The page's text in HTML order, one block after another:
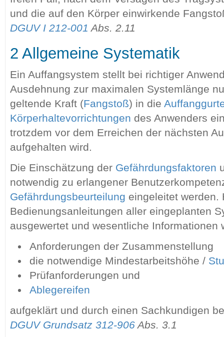
und die auf den Körper einwirkende
DGUV I 212-001 Abs. 2.11
2 Allgemeine Systematik
Ein Auffangsystem stellt bei richtiger
Ausdehnung zur maximalen Systemlänge
geltende Kraft (Fangstoß) in die
Körperhaltevorrichtungen des Anwenders
trotzdem vor dem Erreichen der nächsten
aufgehalten wird.
Die Einschätzung der Gefährdungsfaktoren
notwendig zu erlangener
Gefährdungsbeurteilung eingeleitet werden.
Bedienungsanleitungen aller eingeplanten
ausgewertet und wesentliche Informationen
Anforderungen der Zusammenstellung
die notwendige Mindestarbeitshöhe /
Prüfanforderungen und
Ablegereifen
aufgeklärt und durch einen Sachkundigen
DGUV Grundsatz 312-906 Abs. 3.1